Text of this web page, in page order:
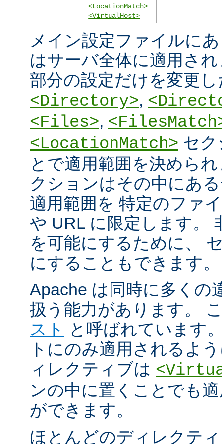
<LocationMatch>
<VirtualHost>
メイン設定ファイルに
はサーバ全体に適用さ
部分の設定だけを変更
<Directory>,
<Files>,
<LocationMatch> セ
とで適用範囲を決めら
クションはその中にあ
適用範囲を 特定のファ
や URL に限定します。
を可能にするために、
にすることもできます。
Apache は同時に多くの
扱う能力があります。
スト
と呼ばれています
トにのみ適用されるよ
ィレクティブは
ンの中に置くことでも
ができます。
ほとんどのディレクテ